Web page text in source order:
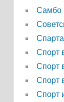
Самбо
Спорт
Спорт
Спорт
Спорт